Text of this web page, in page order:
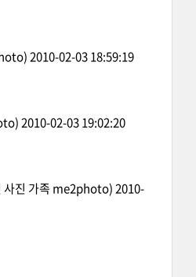
2010-02-03 18:59:19
2010-02-03 19:02:20
사진 가족 me2photo)2010-